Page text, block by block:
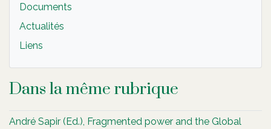
Documents
Actualités
Liens
Dans la même rubrique
André Sapir (Ed.), Fragmented power and the Global